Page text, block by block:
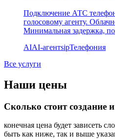
Подключение АТС
голосовому агенту.
Минимальная задержка,
AIAI-агентsipТелефония
Все услуги
Наши цены
Сколько стоит создание
конечная цена будет зависеть
быть как ниже, так и выше